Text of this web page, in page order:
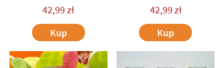
42,99 zł
Kup
42,99 zł
Kup